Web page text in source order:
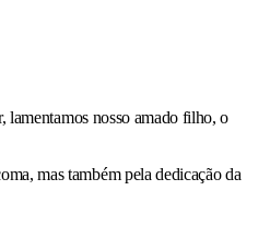
lamentamos nosso amado filho, o
mas também pela dedicação da